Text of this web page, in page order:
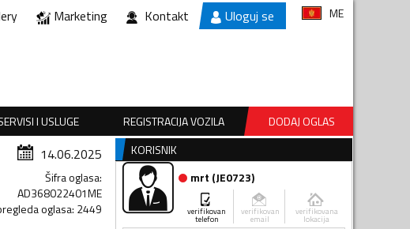
Marketing Kontakt Uloguj se ME
I USLUGE REGISTRACIJA VOZILA
DODAJ OGLAS
14.06.2025
Šifra oglasa:
AD368022401ME
oglasa: 2449
KORISNIK
mrt (JE0723)
verifikovan
telefon
verifikovan
email
verifikovana
lokacija